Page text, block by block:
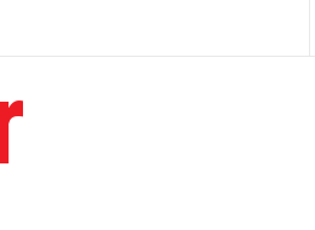
νεκρή μετά από ημέρες